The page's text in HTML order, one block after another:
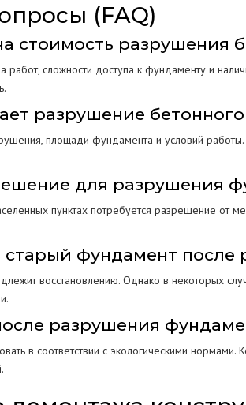
(FAQ)
стоимость разрушения
работ, сложности доступа к фундаменту и
разрушение
площади фундамента и условий работы.
для разрушения
пунктах потребуется разрешение от
фундамент после
восстановлению. Однако в некоторых
разрушения
в соответствии с экологическими